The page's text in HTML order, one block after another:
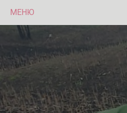
МЕНЮ